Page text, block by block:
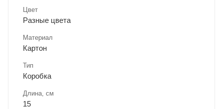
Цвет
Разные цвета
Материал
Картон
Тип
Коробка
Длина, cм
15